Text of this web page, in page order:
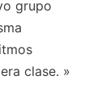
grupo
clase. »